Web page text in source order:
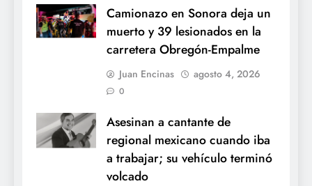
Camionazo en Sonora deja un
muerto y 39 lesionados en la
carretera Obregón-Empalme
Juan Encinas agosto 4, 2026
0
Asesinan a cantante de
regional mexicano cuando iba
a trabajar; su vehículo terminó
volcado